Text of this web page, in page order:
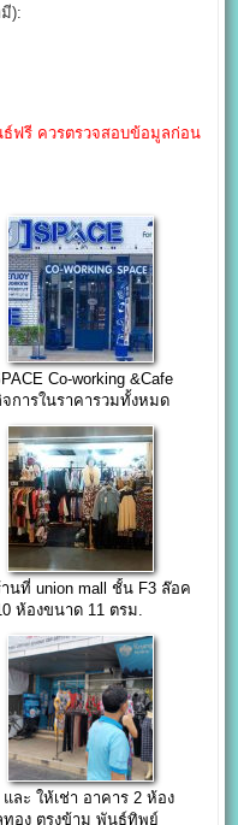
):
ธ์ฟรี ควรตรวจสอบข้อมูลก่อน
Co-working &Cafe
จการในราคารวมทั้งหมด
านบาท
านที่ union mall ชั้น F3 ล๊อค
ห้องขนาด 11 ตรม.
ละ ให้เช่า อาคาร 2 ห้อง
ทอง ตรงข้าม พันธุ์ทิพย์